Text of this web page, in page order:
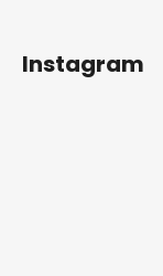
Instagram